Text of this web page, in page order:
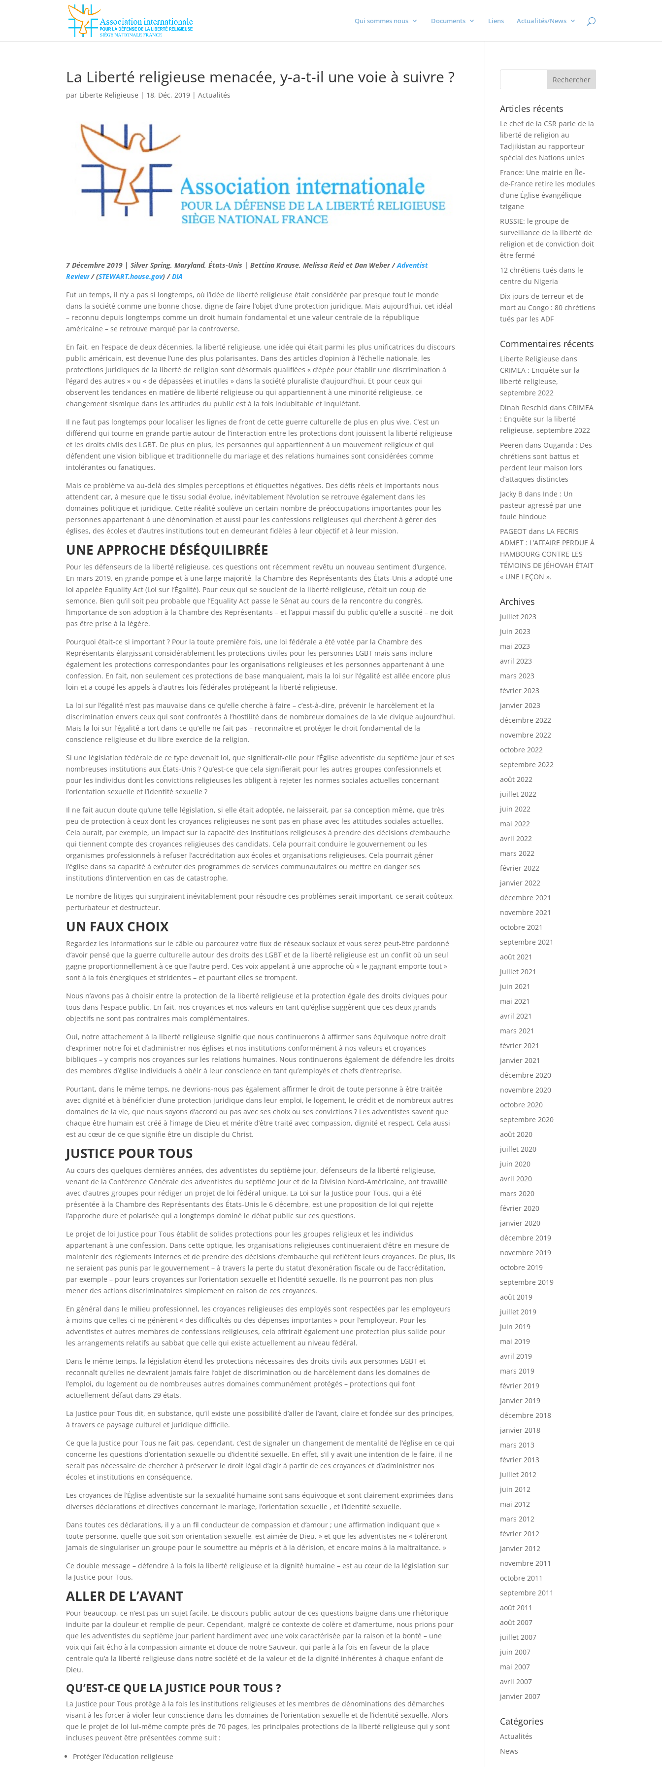
Qui sommes nous Documents Liens Actualités/News
La Liberté religieuse menacée, y-a-t-il une voie à suivre ?
par Liberte Religieuse | 18, Déc, 2019 |Actualités
7 Décembre 2019 | Silver Spring, Maryland, États-Unis | Bettina Krause, Melissa Reid et Dan Weber /Adventist
Review/ (STEWART.house.gov) /DIA
Fut un temps, il n’y a pas si longtemps, où l’idée de liberté religieuse était considérée par presque tout le monde
dans la société comme une bonne chose, digne de faire l’objet d’une protection juridique. Mais aujourd’hui, cet idéal
– reconnu depuis longtemps comme un droit humain fondamental et une valeur centrale de la république
américaine – se retrouve marqué par la controverse.
En fait, en l’espace de deux décennies, la liberté religieuse, une idée qui était parmi les plus unificatrices du discours
public américain, est devenue l’une des plus polarisantes. Dans des articles d’opinion à l’échelle nationale, les
protections juridiques de la liberté de religion sont désormais qualifiées « d’épée pour établir une discrimination à
l’égard des autres » ou « de dépassées et inutiles » dans la société pluraliste d’aujourd’hui. Et pour ceux qui
observent les tendances en matière de liberté religieuse ou qui appartiennent à une minorité religieuse, ce
changement sismique dans les attitudes du public est à la fois indubitable et inquiétant.
Il ne faut pas longtemps pour localiser les lignes de front de cette guerre culturelle de plus en plus vive. C’est un
différend qui tourne en grande partie autour de l’interaction entre les protections dont jouissent la liberté religieuse
et les droits civils des LGBT. De plus en plus, les personnes qui appartiennent à un mouvement religieux et qui
défendent une vision biblique et traditionnelle du mariage et des relations humaines sont considérées comme
intolérantes ou fanatiques.
Mais ce problème va au-delà des simples perceptions et étiquettes négatives. Des défis réels et importants nous
attendent car, à mesure que le tissu social évolue, inévitablement l’évolution se retrouve également dans les
domaines politique et juridique. Cette réalité soulève un certain nombre de préoccupations importantes pour les
personnes appartenant à une dénomination et aussi pour les confessions religieuses qui cherchent à gérer des
églises, des écoles et d’autres institutions tout en demeurant fidèles à leur objectif et à leur mission.
UNE APPROCHE DÉSÉQUILIBRÉE
Pour les défenseurs de la liberté religieuse, ces questions ont récemment revêtu un nouveau sentiment d’urgence.
En mars 2019, en grande pompe et à une large majorité, la Chambre des Représentants des États-Unis a adopté une
loi appelée Equality Act (Loi sur l’Égalité). Pour ceux qui se soucient de la liberté religieuse, c’était un coup de
semonce. Bien qu’il soit peu probable que l’Equality Act passe le Sénat au cours de la rencontre du congrès,
l’importance de son adoption à la Chambre des Représentants – et l’appui massif du public qu’elle a suscité – ne doit
pas être prise à la légère.
Pourquoi était-ce si important ? Pour la toute première fois, une loi fédérale a été votée par la Chambre des
Représentants élargissant considérablement les protections civiles pour les personnes LGBT mais sans inclure
également les protections correspondantes pour les organisations religieuses et les personnes appartenant à une
confession. En fait, non seulement ces protections de base manquaient, mais la loi sur l’égalité est allée encore plus
loin et a coupé les appels à d’autres lois fédérales protégeant la liberté religieuse.
La loi sur l’égalité n’est pas mauvaise dans ce qu’elle cherche à faire – c’est-à-dire, prévenir le harcèlement et la
discrimination envers ceux qui sont confrontés à l’hostilité dans de nombreux domaines de la vie civique aujourd’hui.
Mais la loi sur l’égalité a tort dans ce qu’elle ne fait pas – reconnaître et protéger le droit fondamental de la
conscience religieuse et du libre exercice de la religion.
Si une législation fédérale de ce type devenait loi, que signifierait-elle pour l’Église adventiste du septième jour et ses
nombreuses institutions aux États-Unis ? Qu’est-ce que cela signifierait pour les autres groupes confessionnels et
pour les individus dont les convictions religieuses les obligent à rejeter les normes sociales actuelles concernant
l’orientation sexuelle et l’identité sexuelle ?
Il ne fait aucun doute qu’une telle législation, si elle était adoptée, ne laisserait, par sa conception même, que très
peu de protection à ceux dont les croyances religieuses ne sont pas en phase avec les attitudes sociales actuelles.
Cela aurait, par exemple, un impact sur la capacité des institutions religieuses à prendre des décisions d’embauche
qui tiennent compte des croyances religieuses des candidats. Cela pourrait conduire le gouvernement ou les
organismes professionnels à refuser l’accréditation aux écoles et organisations religieuses. Cela pourrait gêner
l’église dans sa capacité à exécuter des programmes de services communautaires ou mettre en danger ses
institutions d’intervention en cas de catastrophe.
Le nombre de litiges qui surgiraient inévitablement pour résoudre ces problèmes serait important, ce serait coûteux,
perturbateur et destructeur.
UN FAUX CHOIX
Regardez les informations sur le câble ou parcourez votre flux de réseaux sociaux et vous serez peut-être pardonné
d’avoir pensé que la guerre culturelle autour des droits des LGBT et de la liberté religieuse est un conflit où un seul
gagne proportionnellement à ce que l’autre perd. Ces voix appelant à une approche où « le gagnant emporte tout »
sont à la fois énergiques et stridentes – et pourtant elles se trompent.
Nous n’avons pas à choisir entre la protection de la liberté religieuse et la protection égale des droits civiques pour
tous dans l’espace public. En fait, nos croyances et nos valeurs en tant qu’église suggèrent que ces deux grands
objectifs ne sont pas contraires mais complémentaires.
Oui, notre attachement à la liberté religieuse signifie que nous continuerons à affirmer sans équivoque notre droit
d’exprimer notre foi et d’administrer nos églises et nos institutions conformément à nos valeurs et croyances
bibliques – y compris nos croyances sur les relations humaines. Nous continuerons également de défendre les droits
des membres d’église individuels à obéir à leur conscience en tant qu’employés et chefs d’entreprise.
Pourtant, dans le même temps, ne devrions-nous pas également affirmer le droit de toute personne à être traitée
avec dignité et à bénéficier d’une protection juridique dans leur emploi, le logement, le crédit et de nombreux autres
domaines de la vie, que nous soyons d’accord ou pas avec ses choix ou ses convictions ? Les adventistes savent que
chaque être humain est créé à l’image de Dieu et mérite d’être traité avec compassion, dignité et respect. Cela aussi
est au cœur de ce que signifie être un disciple du Christ.
JUSTICE POUR TOUS
Au cours des quelques dernières années, des adventistes du septième jour, défenseurs de la liberté religieuse,
venant de la Conférence Générale des adventistes du septième jour et de la Division Nord-Américaine, ont travaillé
avec d’autres groupes pour rédiger un projet de loi fédéral unique. La Loi sur la Justice pour Tous, qui a été
présentée à la Chambre des Représentants des États-Unis le 6 décembre, est une proposition de loi qui rejette
l’approche dure et polarisée qui a longtemps dominé le débat public sur ces questions.
Le projet de loi Justice pour Tous établit de solides protections pour les groupes religieux et les individus
appartenant à une confession. Dans cette optique, les organisations religieuses continueraient d’être en mesure de
maintenir des règlements internes et de prendre des décisions d’embauche qui reflètent leurs croyances. De plus, ils
ne seraient pas punis par le gouvernement – à travers la perte du statut d’exonération fiscale ou de l’accréditation,
par exemple – pour leurs croyances sur l’orientation sexuelle et l’identité sexuelle. Ils ne pourront pas non plus
mener des actions discriminatoires simplement en raison de ces croyances.
En général dans le milieu professionnel, les croyances religieuses des employés sont respectées par les employeurs
à moins que celles-ci ne génèrent « des difficultés ou des dépenses importantes » pour l’employeur. Pour les
adventistes et autres membres de confessions religieuses, cela offrirait également une protection plus solide pour
les arrangements relatifs au sabbat que celle qui existe actuellement au niveau fédéral.
Dans le même temps, la législation étend les protections nécessaires des droits civils aux personnes LGBT et
reconnaît qu’elles ne devraient jamais faire l’objet de discrimination ou de harcèlement dans les domaines de
l’emploi, du logement ou de nombreuses autres domaines communément protégés – protections qui font
actuellement défaut dans 29 états.
La Justice pour Tous dit, en substance, qu’il existe une possibilité d’aller de l’avant, claire et fondée sur des principes,
à travers ce paysage culturel et juridique difficile.
Ce que la Justice pour Tous ne fait pas, cependant, c’est de signaler un changement de mentalité de l’église en ce qui
concerne les questions d’orientation sexuelle ou d’identité sexuelle. En effet, s’il y avait une intention de le faire, il ne
serait pas nécessaire de chercher à préserver le droit légal d’agir à partir de ces croyances et d’administrer nos
écoles et institutions en conséquence.
Les croyances de l’Église adventiste sur la sexualité humaine sont sans équivoque et sont clairement exprimées dans
diverses déclarations et directives concernant le mariage, l’orientation sexuelle , et l’identité sexuelle.
Dans toutes ces déclarations, il y a un fil conducteur de compassion et d’amour ; une affirmation indiquant que «
toute personne, quelle que soit son orientation sexuelle, est aimée de Dieu, » et que les adventistes ne « toléreront
jamais de singulariser un groupe pour le soumettre au mépris et à la dérision, et encore moins à la maltraitance. »
Ce double message – défendre à la fois la liberté religieuse et la dignité humaine – est au cœur de la législation sur
la Justice pour Tous.
ALLER DE L’AVANT
Pour beaucoup, ce n’est pas un sujet facile. Le discours public autour de ces questions baigne dans une rhétorique
induite par la douleur et remplie de peur. Cependant, malgré ce contexte de colère et d’amertume, nous prions pour
que les adventistes du septième jour parlent hardiment avec une voix caractérisée par la raison et la bonté – une
voix qui fait écho à la compassion aimante et douce de notre Sauveur, qui parle à la fois en faveur de la place
centrale qu’a la liberté religieuse dans notre société et de la valeur et de la dignité inhérentes à chaque enfant de
Dieu.
QU’EST-CE QUE LA JUSTICE POUR TOUS ?
La Justice pour Tous protège à la fois les institutions religieuses et les membres de dénominations des démarches
visant à les forcer à violer leur conscience dans les domaines de l’orientation sexuelle et de l’identité sexuelle. Alors
que le projet de loi lui-même compte près de 70 pages, les principales protections de la liberté religieuse qui y sont
incluses peuvent être présentées comme suit :
Protéger l’éducation religieuse
Articles récents
Le chef de la CSR parle de la
liberté de religion au
Tadjikistan au rapporteur
spécial des Nations unies
France: Une mairie en Île-
de-France retire les modules
d’une Église évangélique
tzigane
RUSSIE: le groupe de
surveillance de la liberté de
religion et de conviction doit
être fermé
12 chrétiens tués dans le
centre du Nigeria
Dix jours de terreur et de
mort au Congo : 80 chrétiens
tués par les ADF
Commentaires récents
Liberte Religieuse dans
CRIMEA : Enquête sur la
liberté religieuse,
septembre 2022
Dinah Reschid dans CRIMEA
: Enquête sur la liberté
religieuse, septembre 2022
Peeren dans Ouganda : Des
chrétiens sont battus et
perdent leur maison lors
d’attaques distinctes
Jacky B dans Inde : Un
pasteur agressé par une
foule hindoue
PAGEOT dans LA FECRIS
ADMET : L’AFFAIRE PERDUE À
HAMBOURG CONTRE LES
TÉMOINS DE JÉHOVAH ÉTAIT
« UNE LEÇON ».
Archives
juillet 2023
juin 2023
mai 2023
avril 2023
mars 2023
février 2023
janvier 2023
décembre 2022
novembre 2022
octobre 2022
septembre 2022
août 2022
juillet 2022
juin 2022
mai 2022
avril 2022
mars 2022
février 2022
janvier 2022
décembre 2021
novembre 2021
octobre 2021
septembre 2021
août 2021
juillet 2021
juin 2021
mai 2021
avril 2021
mars 2021
février 2021
janvier 2021
décembre 2020
novembre 2020
octobre 2020
septembre 2020
août 2020
juillet 2020
juin 2020
avril 2020
mars 2020
février 2020
janvier 2020
décembre 2019
novembre 2019
octobre 2019
septembre 2019
août 2019
juillet 2019
juin 2019
mai 2019
avril 2019
mars 2019
février 2019
janvier 2019
décembre 2018
janvier 2018
mars 2013
février 2013
juillet 2012
juin 2012
mai 2012
mars 2012
février 2012
janvier 2012
novembre 2011
octobre 2011
septembre 2011
août 2011
août 2007
juillet 2007
juin 2007
mai 2007
avril 2007
janvier 2007
Catégories
Actualités
News